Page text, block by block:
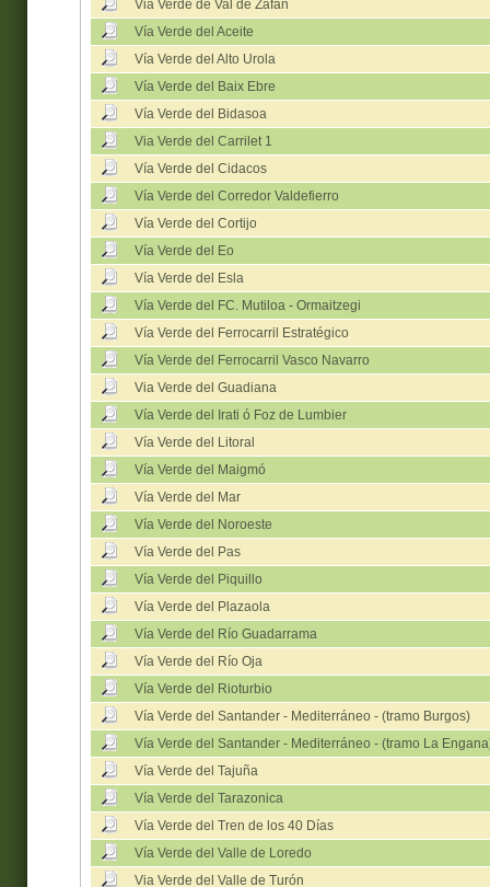
Via Verde de Val de Zafán
Vía Verde del Aceite
Vía Verde del Alto Urola
Vía Verde del Baix Ebre
Vía Verde del Bidasoa
Via Verde del Carrilet 1
Vía Verde del Cidacos
Vía Verde del Corredor Valdefierro
Vía Verde del Cortijo
Vía Verde del Eo
Vía Verde del Esla
Vía Verde del FC. Mutiloa - Ormaitzegi
Vía Verde del Ferrocarril Estratégico
Vía Verde del Ferrocarril Vasco Navarro
Via Verde del Guadiana
Vía Verde del Irati ó Foz de Lumbier
Vía Verde del Litoral
Vía Verde del Maigmó
Vía Verde del Mar
Vía Verde del Noroeste
Vía Verde del Pas
Vía Verde del Piquillo
Vía Verde del Plazaola
Vía Verde del Río Guadarrama
Vía Verde del Río Oja
Vía Verde del Rioturbio
Vía Verde del Santander - Mediterráneo - (tramo Burgos)
Vía Verde del Santander - Mediterráneo - (tramo La
Vía Verde del Tajuña
Vía Verde del Tarazonica
Vía Verde del Tren de los 40 Días
Vía Verde del Valle de Loredo
Via Verde del Valle de Turón